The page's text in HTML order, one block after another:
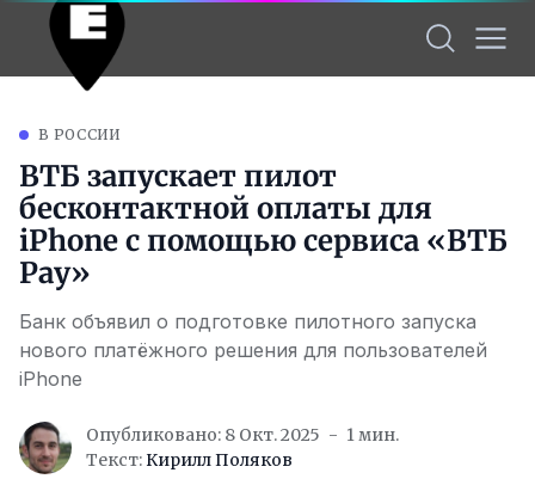
В РОССИИ
ВТБ запускает пилот
бесконтактной оплаты для
iPhone с помощью сервиса «ВТБ
Pay»
Банк объявил о подготовке пилотного запуска
нового платёжного решения для пользователей
iPhone
Опубликовано: 8 Окт. 2025
1 мин.
Текст: Кирилл Поляков